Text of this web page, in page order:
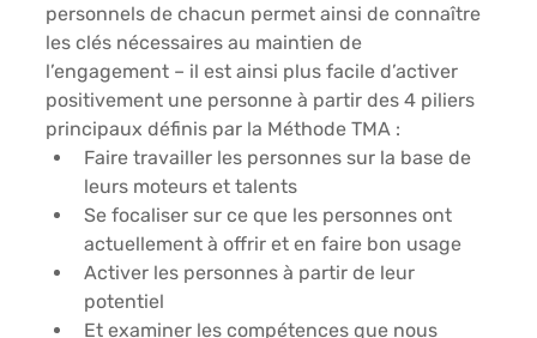
personnels de chacun permet ainsi de connaître
les clés nécessaires au maintien de
l’engagement – il est ainsi plus facile d’activer
positivement une personne à partir des 4 piliers
principaux définis par la Méthode TMA :
Faire travailler les personnes sur la base de
leurs moteurs et talents
Se focaliser sur ce que les personnes ont
actuellement à offrir et en faire bon usage
Activer les personnes à partir de leur
potentiel
Et examiner les compétences que nous